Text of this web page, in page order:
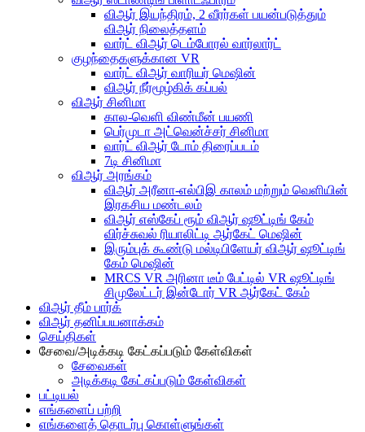
விஆர் இயந்திரம், 2 வீரர்கள் பயன்படுத்தும்
விஆர் நிலைத்தளம்
வார்ட் விஆர் டெம்போரல் வார்லார்ட்
குழந்தைகளுக்கான VR
வார்ட் விஆர் வாரியர் மெஷின்
விஆர் நீர்மூழ்கிக் கப்பல்
விஆர் சினிமா
கால-வெளி விண்மீன் பயணி
பெர்முடா அட்வென்ச்சர் சினிமா
வார்ட் விஆர் டோம் திரைப்படம்
7டி சினிமா
விஆர் அரங்கம்
விஆர் அரீனா-எல்பிஇ காலம் மற்றும் வெளியின்
இரகசிய மண்டலம்
விஆர் எஸ்கேப் ரூம் விஆர் ஷூட்டிங் கேம்
விர்ச்சுவல் ரியாலிட்டி ஆர்கேட் மெஷின்
இரும்புக் கூண்டு மல்டிபிளேயர் விஆர் ஷூட்டிங்
கேம் மெஷின்
MRCS VR அரினா டீம் பேட்டில் VR ஷூட்டிங்
சிமுலேட்டர் இன்டோர் VR ஆர்கேட் கேம்
விஆர் தீம் பார்க்
விஆர் தனிப்பயனாக்கம்
செய்திகள்
சேவை/அடிக்கடி கேட்கப்படும் கேள்விகள்
சேவைகள்
அடிக்கடி கேட்கப்படும் கேள்விகள்
பட்டியல்
எங்களைப் பற்றி
எங்களைத் தொடர்பு கொள்ளுங்கள்